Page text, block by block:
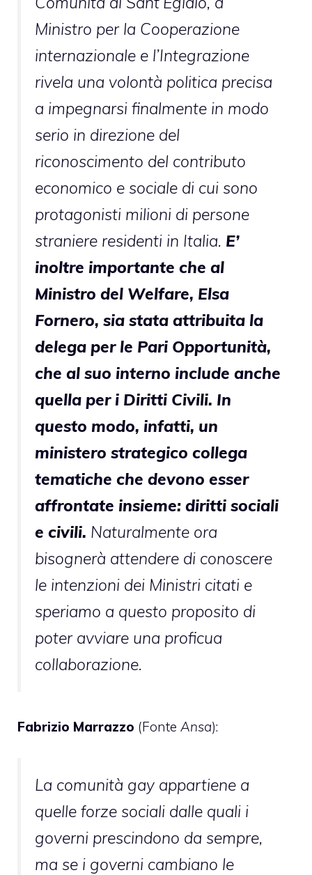
Ministro per la Cooperazione
internazionale e l’Integrazione
rivela una volontà politica precisa
a impegnarsi finalmente in modo
serio in direzione del
riconoscimento del contributo
economico e sociale di cui sono
protagonisti milioni di persone
straniere residenti in Italia. E’
inoltre importante che al
Ministro del Welfare, Elsa
Fornero, sia stata attribuita la
delega per le Pari Opportunità,
che al suo interno include anche
quella per i Diritti Civili. In
questo modo, infatti, un
ministero strategico collega
tematiche che devono esser
affrontate insieme: diritti sociali
e civili. Naturalmente ora
bisognerà attendere di conoscere
le intenzioni dei Ministri citati e
speriamo a questo proposito di
poter avviare una proficua
collaborazione.
Fabrizio Marrazzo (Fonte Ansa):
La comunità gay appartiene a
quelle forze sociali dalle quali i
governi prescindono da sempre,
ma se i governi cambiano le